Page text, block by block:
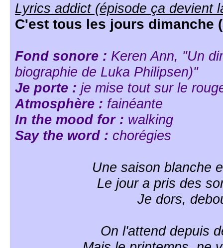
Lyrics addict (épisode ça devient
C'est tous les jours dimanche
Fond sonore : Keren Ann, "Un
biographie de Luka Philipsen)"
Je porte : je mise tout sur le
Atmosphère : fainéante
In the mood for : walking
Say the word : chorégies
Une saison blanche
Le jour a pris des
Je dors,
On l'attend depuis